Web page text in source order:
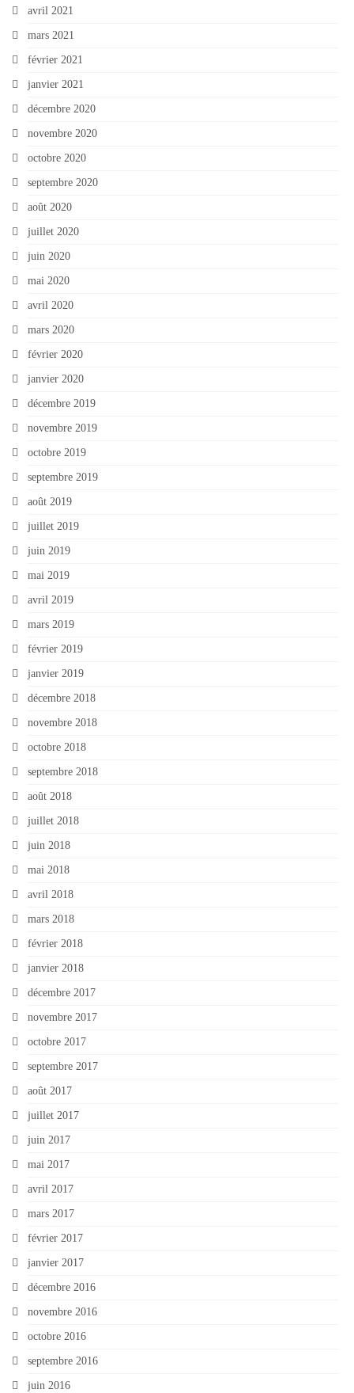
avril 2021
mars 2021
février 2021
janvier 2021
décembre 2020
novembre 2020
octobre 2020
septembre 2020
août 2020
juillet 2020
juin 2020
mai 2020
avril 2020
mars 2020
février 2020
janvier 2020
décembre 2019
novembre 2019
octobre 2019
septembre 2019
août 2019
juillet 2019
juin 2019
mai 2019
avril 2019
mars 2019
février 2019
janvier 2019
décembre 2018
novembre 2018
octobre 2018
septembre 2018
août 2018
juillet 2018
juin 2018
mai 2018
avril 2018
mars 2018
février 2018
janvier 2018
décembre 2017
novembre 2017
octobre 2017
septembre 2017
août 2017
juillet 2017
juin 2017
mai 2017
avril 2017
mars 2017
février 2017
janvier 2017
décembre 2016
novembre 2016
octobre 2016
septembre 2016
juin 2016